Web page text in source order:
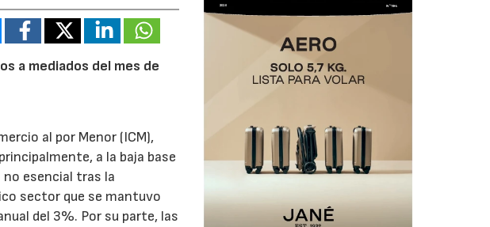
a mediados del mes de
al por Menor (ICM),
a la baja base
no esencial tras la
sector que se mantuvo
del 3%. Por su parte, las